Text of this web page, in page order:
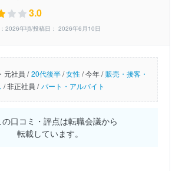
3.0
2026年頃/投稿日： 2026年6月10日
元社員 / 20代後半/女性/今年 / 販売・接客・
/非正社員 / パート・アルバイト
口コミ・評点は転職会議から
転載しています。